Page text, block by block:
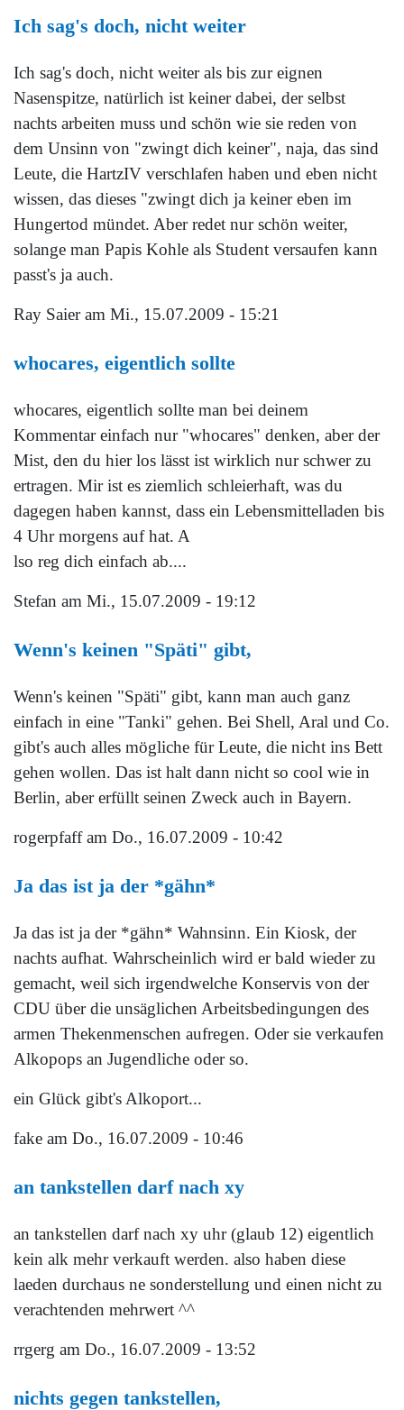
Ich sag's doch, nicht weiter
Ich sag's doch, nicht weiter als bis zur eignen
Nasenspitze, natürlich ist keiner dabei, der selbst
nachts arbeiten muss und schön wie sie reden von
dem Unsinn von "zwingt dich keiner", naja, das sind
Leute, die HartzIV verschlafen haben und eben nicht
wissen, das dieses "zwingt dich ja keiner eben im
Hungertod mündet. Aber redet nur schön weiter,
solange man Papis Kohle als Student versaufen kann
passt's ja auch.
Ray Saieram Mi., 15.07.2009 - 15:21
whocares, eigentlich sollte
whocares, eigentlich sollte man bei deinem
Kommentar einfach nur "whocares" denken, aber der
Mist, den du hier los lässt ist wirklich nur schwer zu
ertragen. Mir ist es ziemlich schleierhaft, was du
dagegen haben kannst, dass ein Lebensmittelladen bis
4 Uhr morgens auf hat. A
lso reg dich einfach ab....
Stefan am Mi., 15.07.2009 - 19:12
Wenn's keinen "Späti" gibt,
Wenn's keinen "Späti" gibt, kann man auch ganz
einfach in eine "Tanki" gehen. Bei Shell, Aral und Co.
gibt's auch alles mögliche für Leute, die nicht ins Bett
gehen wollen. Das ist halt dann nicht so cool wie in
Berlin, aber erfüllt seinen Zweck auch in Bayern.
rogerpfaffam Do., 16.07.2009 - 10:42
Ja das ist ja der *gähn*
Ja das ist ja der *gähn* Wahnsinn. Ein Kiosk, der
nachts aufhat. Wahrscheinlich wird er bald wieder zu
gemacht, weil sich irgendwelche Konservis von der
CDU über die unsäglichen Arbeitsbedingungen des
armen Thekenmenschen aufregen. Oder sie verkaufen
Alkopops an Jugendliche oder so.
ein Glück gibt's Alkoport...
fake am Do., 16.07.2009 - 10:46
an tankstellen darf nach xy
an tankstellen darf nach xy uhr (glaub 12) eigentlich
kein alk mehr verkauft werden. also haben diese
laeden durchaus ne sonderstellung und einen nicht zu
verachtenden mehrwert ^^
rrgerg am Do., 16.07.2009 - 13:52
nichts gegen tankstellen,